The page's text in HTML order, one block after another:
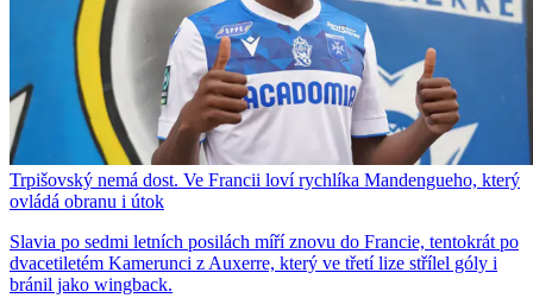
Trpišovský nemá dost. Ve Francii loví rychlíka Mandengueho, který
ovládá obranu i útok
Slavia po sedmi letních posilách míří znovu do Francie, tentokrát po
dvacetiletém Kamerunci z Auxerre, který ve třetí lize střílel góly i
bránil jako wingback.